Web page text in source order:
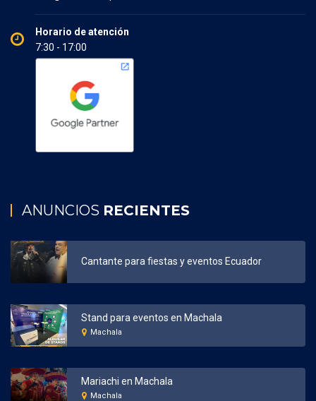
Horario de atención
7:30 - 17:00
ANUNCIOS RECIENTES
Cantante para fiestas y eventos Ecuador
Stand para eventos en Machala
Machala
Mariachi en Machala
Machala